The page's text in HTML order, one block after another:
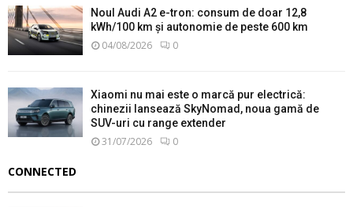
Noul Audi A2 e-tron: consum de doar 12,8
kWh/100 km și autonomie de peste 600 km
04/08/2026 0
Xiaomi nu mai este o marcă pur electrică:
chinezii lansează SkyNomad, noua gamă de
SUV-uri cu range extender
31/07/2026 0
CONNECTED